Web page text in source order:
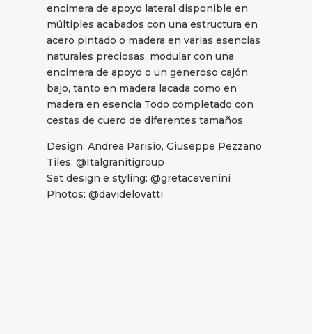
encimera de apoyo lateral disponible en
múltiples acabados con una estructura en
acero pintado o madera en varias esencias
naturales preciosas, modular con una
encimera de apoyo o un generoso cajón
bajo, tanto en madera lacada como en
madera en esencia Todo completado con
cestas de cuero de diferentes tamaños.
Design: Andrea Parisio, Giuseppe Pezzano
Tiles: @Italgranitigroup
Set design e styling: @gretacevenini
Photos: @davidelovatti